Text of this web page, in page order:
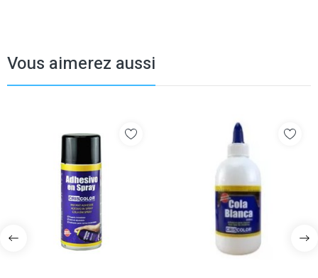
Vous aimerez aussi